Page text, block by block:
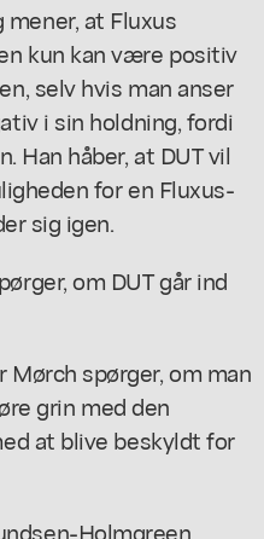
at Fluxus
kun kan være positiv
selv hvis man anser
i sin holdning, fordi
håber, at DUT vil
for en Fluxus-
sig igen.
om DUT går ind
Mørch spørger, om man
grin med den
at blive beskyldt for
Holmgreen